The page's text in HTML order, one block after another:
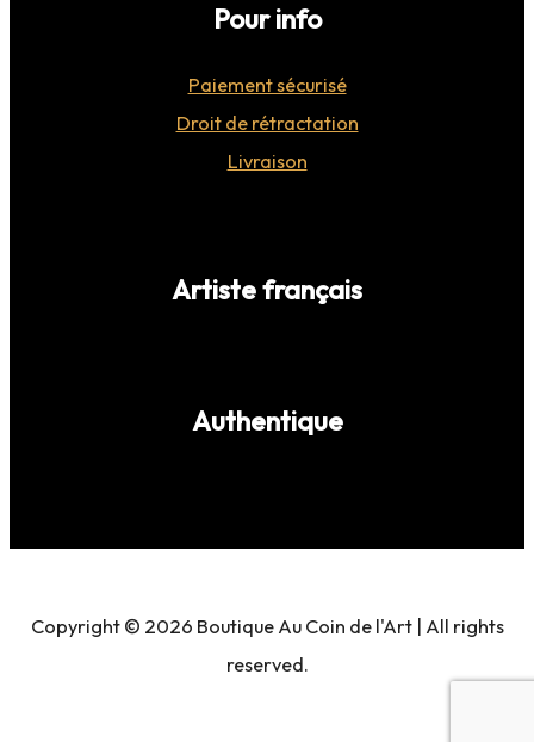
Pour info
Paiement sécurisé
Droit de rétractation
Livraison
Artiste français
Authentique
Copyright © 2026 Boutique Au Coin de l'Art | All rights
reserved.